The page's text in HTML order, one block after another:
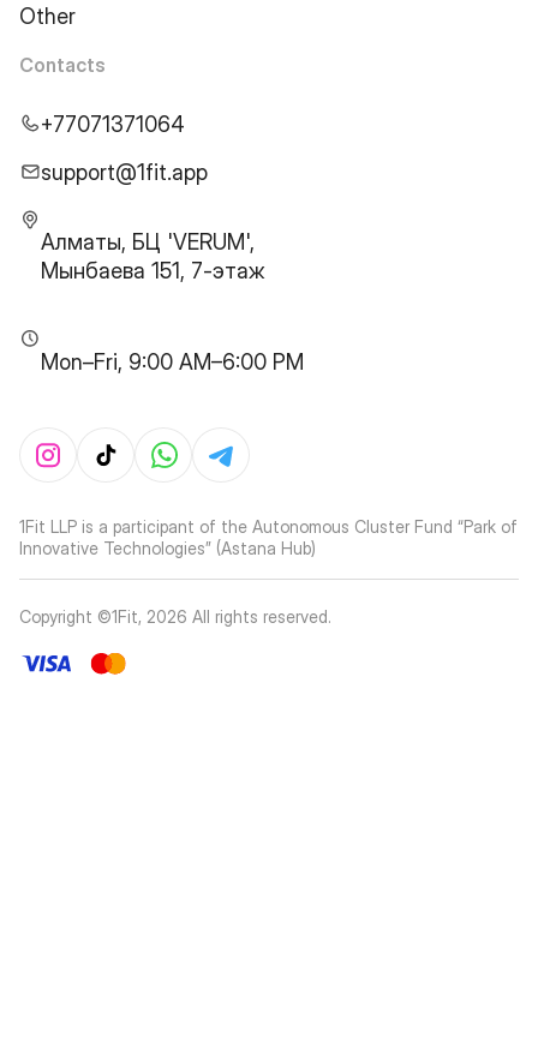
Other
Contacts
+77071371064
support@1fit.app
Алматы, БЦ 'VERUM',
Мынбаева 151, 7-этаж
Mon–Fri, 9:00 AM–6:00 PM
1Fit LLP is a participant of the Autonomous Cluster Fund “Park of
Innovative Technologies” (Astana Hub)
Copyright ©1Fit, 2026 All rights reserved.